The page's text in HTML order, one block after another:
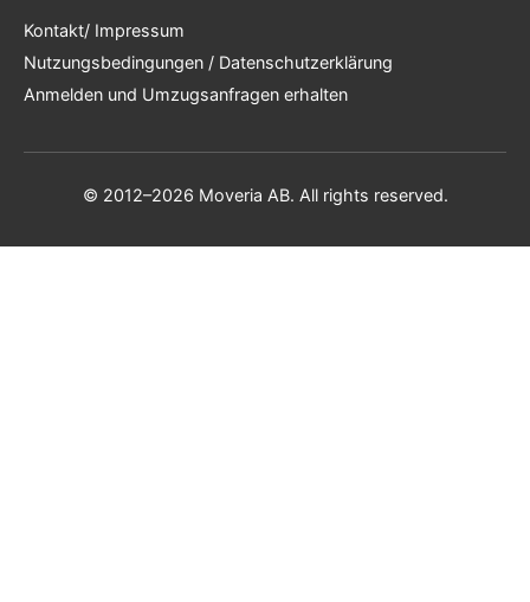
Kontakt/ Impressum
Nutzungsbedingungen / Datenschutzerklärung
Anmelden und Umzugsanfragen erhalten
© 2012–2026 Moveria AB. All rights reserved.